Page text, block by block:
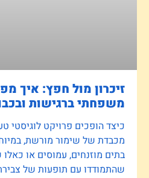
זיכרון מול חפץ: איך
משפחתי ברגישות
כיצד הופכים פרויקט לוגיסטי
מכבדת של שימור מורשת,
בתים מוזנחים, עמוסים או
שהתמודדו עם תופעות של